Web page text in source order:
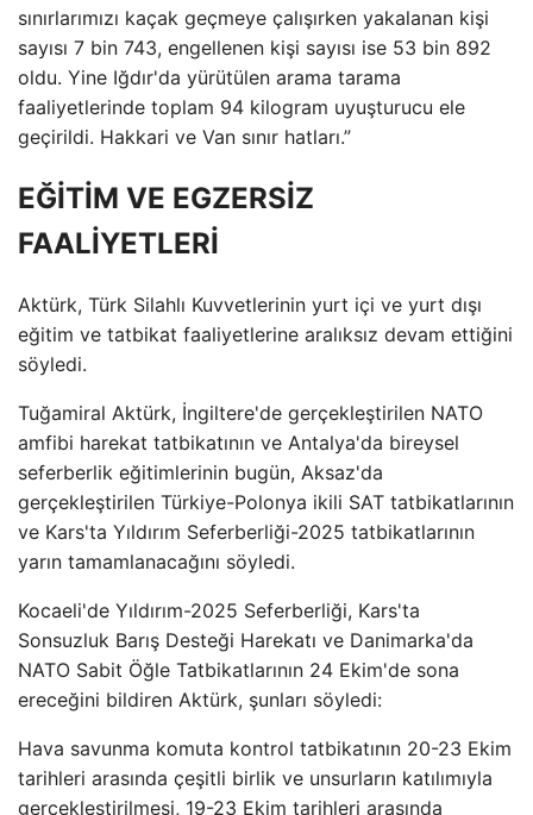
sınırlarımızı kaçak geçmeye çalışırken yakalanan kişi
sayısı 7 bin 743, engellenen kişi sayısı ise 53 bin 892
oldu. Yine Iğdır'da yürütülen arama tarama
faaliyetlerinde toplam 94 kilogram uyuşturucu ele
geçirildi. Hakkari ve Van sınır hatları.”
EĞİTİM VE EGZERSİZ
FAALİYETLERİ
Aktürk, Türk Silahlı Kuvvetlerinin yurt içi ve yurt dışı
eğitim ve tatbikat faaliyetlerine aralıksız devam ettiğini
söyledi.
Tuğamiral Aktürk, İngiltere'de gerçekleştirilen NATO
amfibi harekat tatbikatının ve Antalya'da bireysel
seferberlik eğitimlerinin bugün, Aksaz'da
gerçekleştirilen Türkiye-Polonya ikili SAT tatbikatlarının
ve Kars'ta Yıldırım Seferberliği-2025 tatbikatlarının
yarın tamamlanacağını söyledi.
Kocaeli'de Yıldırım-2025 Seferberliği, Kars'ta
Sonsuzluk Barış Desteği Harekatı ve Danimarka'da
NATO Sabit Öğle Tatbikatlarının 24 Ekim'de sona
ereceğini bildiren Aktürk, şunları söyledi:
Hava savunma komuta kontrol tatbikatının 20-23 Ekim
tarihleri ​​arasında çeşitli birlik ve unsurların katılımıyla
gerçekleştirilmesi, 19-23 Ekim tarihleri ​​arasında